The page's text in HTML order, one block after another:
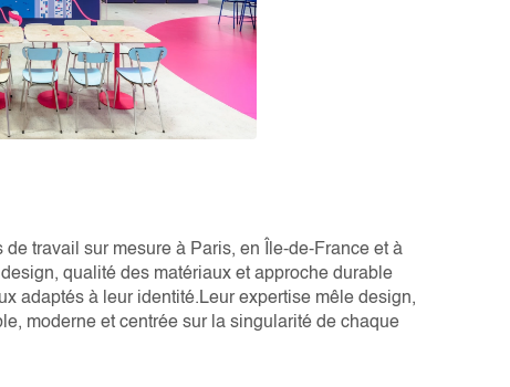
travail sur mesure à Paris, en Île-de-France et à
qualité des matériaux et approche durable
adaptés à leur identité.Leur expertise mêle design,
moderne et centrée sur la singularité de chaque